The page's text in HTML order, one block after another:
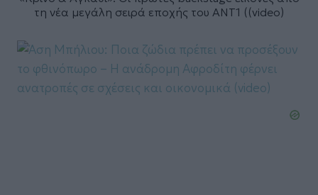
τη νέα μεγάλη σειρά εποχής του ΑΝΤ1 ((video)